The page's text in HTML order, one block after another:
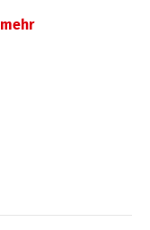
mehr